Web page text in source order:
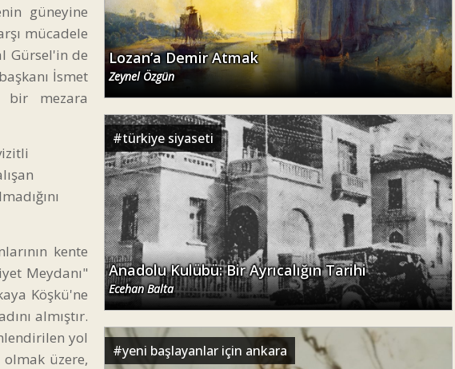
güneyine
mücadele
Gürsel'in de
İsmet
bir mezara
kente
Meydanı"
Köşkü'ne
almıştır.
yol
olmak üzere,
Lozan’a Demir Atmak
Zeynel Özgün
#türkiye siyaseti
Anadolu Kulübü: Bir Ayrıcalığın Tarihi
Ecehan Balta
#yeni başlayanlar için ankara